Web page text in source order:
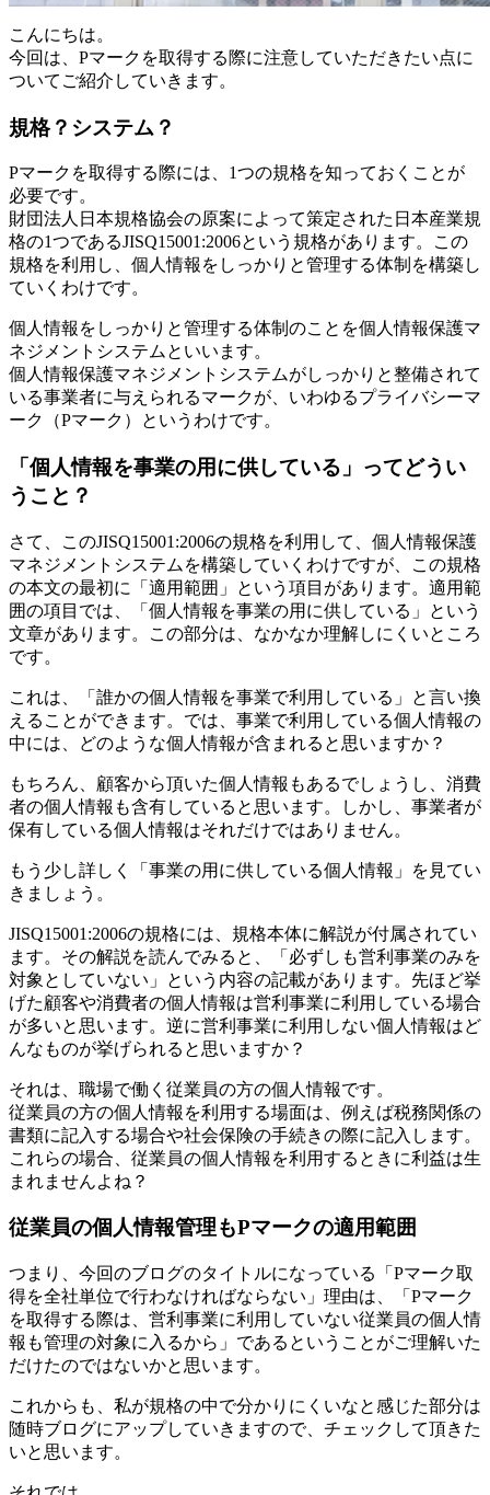
こんにちは。
今回は、Pマークを取得する際に注意していただきたい点に
ついてご紹介していきます。
規格？システム？
Pマークを取得する際には、1つの規格を知っておくことが
必要です。
財団法人日本規格協会の原案によって策定された日本産業規
格の1つであるJISQ15001:2006という規格があります。この
規格を利用し、個人情報をしっかりと管理する体制を構築し
ていくわけです。
個人情報をしっかりと管理する体制のことを個人情報保護マ
ネジメントシステムといいます。
個人情報保護マネジメントシステムがしっかりと整備されて
いる事業者に与えられるマークが、いわゆるプライバシーマ
ーク（Pマーク）というわけです。
「個人情報を事業の用に供している」ってどうい
うこと？
さて、このJISQ15001:2006の規格を利用して、個人情報保護
マネジメントシステムを構築していくわけですが、この規格
の本文の最初に「適用範囲」という項目があります。適用範
囲の項目では、「個人情報を事業の用に供している」という
文章があります。この部分は、なかなか理解しにくいところ
です。
これは、「誰かの個人情報を事業で利用している」と言い換
えることができます。では、事業で利用している個人情報の
中には、どのような個人情報が含まれると思いますか？
もちろん、顧客から頂いた個人情報もあるでしょうし、消費
者の個人情報も含有していると思います。しかし、事業者が
保有している個人情報はそれだけではありません。
もう少し詳しく「事業の用に供している個人情報」を見てい
きましょう。
JISQ15001:2006の規格には、規格本体に解説が付属されてい
ます。その解説を読んでみると、「必ずしも営利事業のみを
対象としていない」という内容の記載があります。先ほど挙
げた顧客や消費者の個人情報は営利事業に利用している場合
が多いと思います。逆に営利事業に利用しない個人情報はど
んなものが挙げられると思いますか？
それは、職場で働く従業員の方の個人情報です。
従業員の方の個人情報を利用する場面は、例えば税務関係の
書類に記入する場合や社会保険の手続きの際に記入します。
これらの場合、従業員の個人情報を利用するときに利益は生
まれませんよね？
従業員の個人情報管理もPマークの適用範囲
つまり、今回のブログのタイトルになっている「Pマーク取
得を全社単位で行わなければならない」理由は、「Pマーク
を取得する際は、営利事業に利用していない従業員の個人情
報も管理の対象に入るから」であるということがご理解いた
だけたのではないかと思います。
これからも、私が規格の中で分かりにくいなと感じた部分は
随時ブログにアップしていきますので、チェックして頂きた
いと思います。